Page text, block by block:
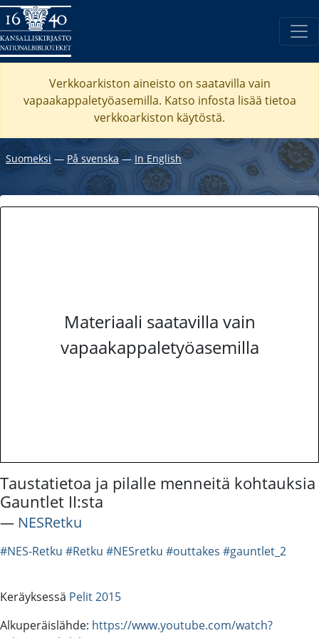
Verkkoarkiston aineisto on saatavilla vain
vapaakappaletyöasemilla. Katso infosta lisää tietoa
verkkoarkiston käytöstä.
Suomeksi ― På svenska― In English
Materiaali saatavilla vain
vapaakappaletyöasemilla
Taustatietoa ja pilalle menneitä kohtauksia
Gauntlet II:sta
― NESRetku
#NES-Retku #Retku #NESretku #outtakes #gauntlet_2
Keräyksessä Pelit 2015
Alkuperäislähde: https://www.youtube.com/watch?